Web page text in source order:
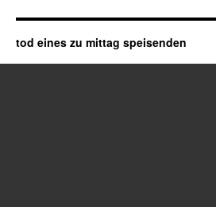
tod eines zu mittag speisenden